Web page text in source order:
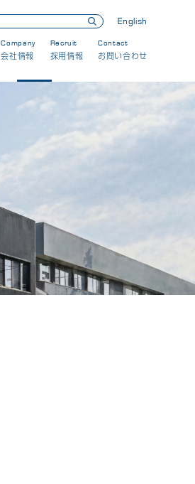
English
Company
会社情報
Recruit
採用情報
Contact
お問い合わせ
理念・方針
会社概要
製品の歴史
CSRへの取り組み